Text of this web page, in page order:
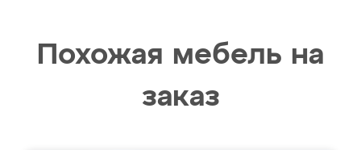
Похожая мебель на
заказ